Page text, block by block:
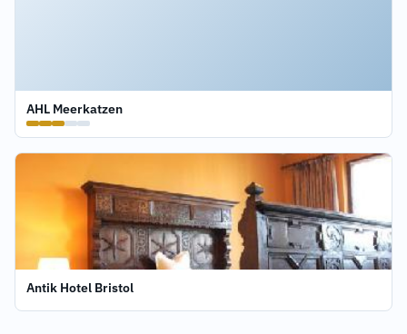
AHL Meerkatzen
Antik Hotel Bristol